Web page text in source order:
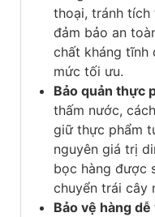
thoại, tránh tích
đảm bảo an
chất kháng tĩnh
mức tối ưu.
Bảo quản thực
thấm nước,
giữ thực phẩm
nguyên giá trị
bọc hàng được
chuyển trái cây
Bảo vệ hàng dễ